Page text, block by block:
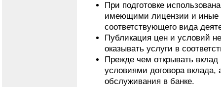
При подготовке
имеющими лицензии и иные
соответствующего вида
Публикация цен и условий
оказывать услуги в
Прежде чем открывать
условиями договора вклада,
обслуживания в банке.